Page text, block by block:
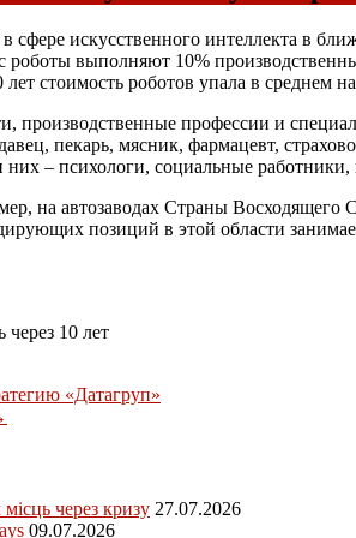
сфере искусственного интеллекта в
выполняют 10%
стоимость роботов упала в среднем
производственные профессии и
пекарь, мясник, фармацевт,
– психологи, социальные
на автозаводах Страны Восходящего
позиций в этой области
10 лет
«Датагруп»
через кризу 27.07.2026
09.07.2026